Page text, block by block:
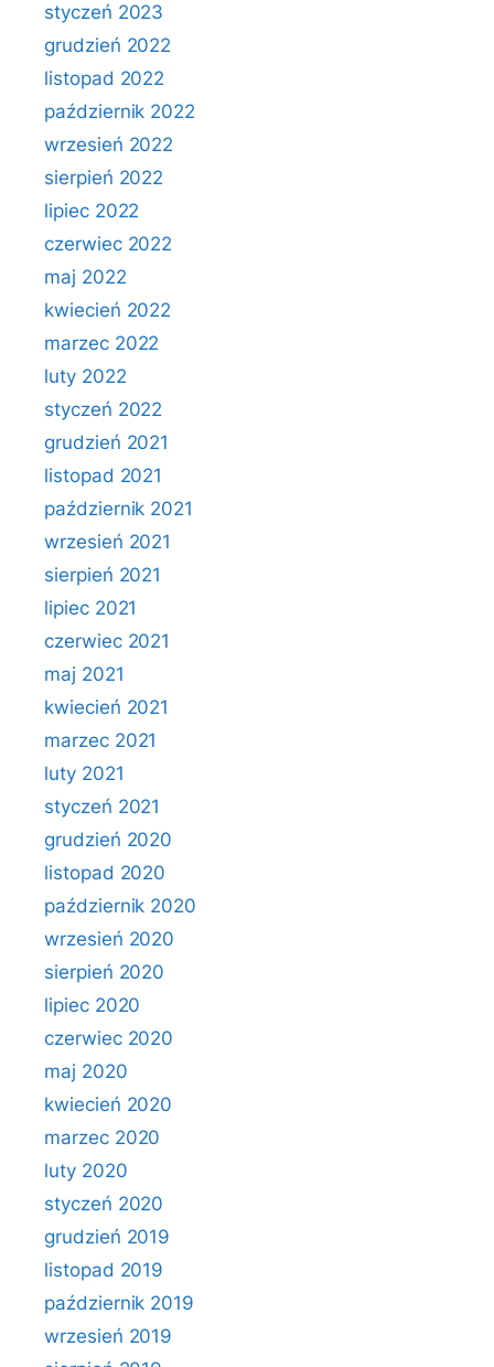
styczeń 2023
grudzień 2022
listopad 2022
październik 2022
wrzesień 2022
sierpień 2022
lipiec 2022
czerwiec 2022
maj 2022
kwiecień 2022
marzec 2022
luty 2022
styczeń 2022
grudzień 2021
listopad 2021
październik 2021
wrzesień 2021
sierpień 2021
lipiec 2021
czerwiec 2021
maj 2021
kwiecień 2021
marzec 2021
luty 2021
styczeń 2021
grudzień 2020
listopad 2020
październik 2020
wrzesień 2020
sierpień 2020
lipiec 2020
czerwiec 2020
maj 2020
kwiecień 2020
marzec 2020
luty 2020
styczeń 2020
grudzień 2019
listopad 2019
październik 2019
wrzesień 2019